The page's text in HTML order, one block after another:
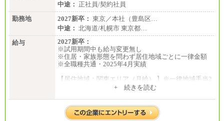
中途： 正社員/契約社員
勤務地
2027新卒： 東京／本社（豊島区…
中途： 北海道/札幌市 東京都…
給与
2027新卒：
※試用期間中も給与変更無し
※住居・家族形態を問わず居住地域ごとに一律金額
※全職種共通・2025年4月実績
【居住地域：関東エリア（月給） 】※一律地域手当2
大学卒：250,000円
高専卒：244,800円
短大・専門3年制卒：235,300円
+ 続きを読む